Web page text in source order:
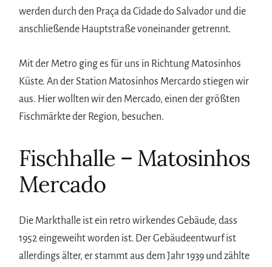
werden durch den Praça da Cidade do Salvador und die
anschließende Hauptstraße voneinander getrennt.
Mit der Metro ging es für uns in Richtung Matosinhos
Küste. An der Station Matosinhos Mercardo stiegen wir
aus. Hier wollten wir den Mercado, einen der größten
Fischmärkte der Region, besuchen.
Fischhalle – Matosinhos
Mercado
Die Markthalle ist ein retro wirkendes Gebäude, dass
1952 eingeweiht worden ist. Der Gebäudeentwurf ist
allerdings älter, er stammt aus dem Jahr 1939 und zählte